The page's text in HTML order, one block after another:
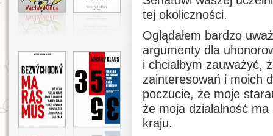
tej okoliczności.
Oglądałem bardzo
argumenty dla
i chciałbym zauważyć,
zainteresowań i moich
poczucie, że moje
że moja działalność
kraju.